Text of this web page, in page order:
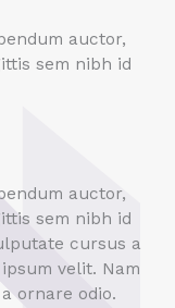
auctor,
sem nibh id
auctor,
sem nibh id
cursus a
velit. Nam
ornare odio.